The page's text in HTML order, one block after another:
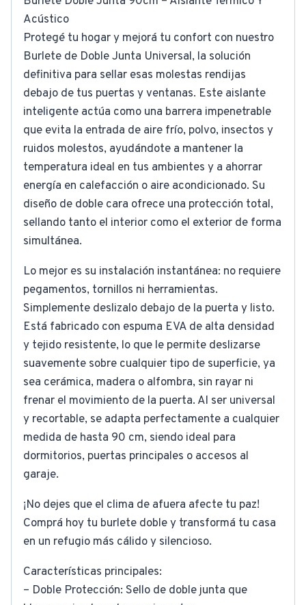
Acústico
Protegé tu hogar y mejorá tu confort con nuestro
Burlete de Doble Junta Universal, la solución
definitiva para sellar esas molestas rendijas
debajo de tus puertas y ventanas. Este aislante
inteligente actúa como una barrera impenetrable
que evita la entrada de aire frío, polvo, insectos y
ruidos molestos, ayudándote a mantener la
temperatura ideal en tus ambientes y a ahorrar
energía en calefacción o aire acondicionado. Su
diseño de doble cara ofrece una protección total,
sellando tanto el interior como el exterior de forma
simultánea.
Lo mejor es su instalación instantánea: no requiere
pegamentos, tornillos ni herramientas.
Simplemente deslizalo debajo de la puerta y listo.
Está fabricado con espuma EVA de alta densidad
y tejido resistente, lo que le permite deslizarse
suavemente sobre cualquier tipo de superficie, ya
sea cerámica, madera o alfombra, sin rayar ni
frenar el movimiento de la puerta. Al ser universal
y recortable, se adapta perfectamente a cualquier
medida de hasta 90 cm, siendo ideal para
dormitorios, puertas principales o accesos al
garaje.
¡No dejes que el clima de afuera afecte tu paz!
Comprá hoy tu burlete doble y transformá tu casa
en un refugio más cálido y silencioso.
Características principales:
– Doble Protección: Sello de doble junta que